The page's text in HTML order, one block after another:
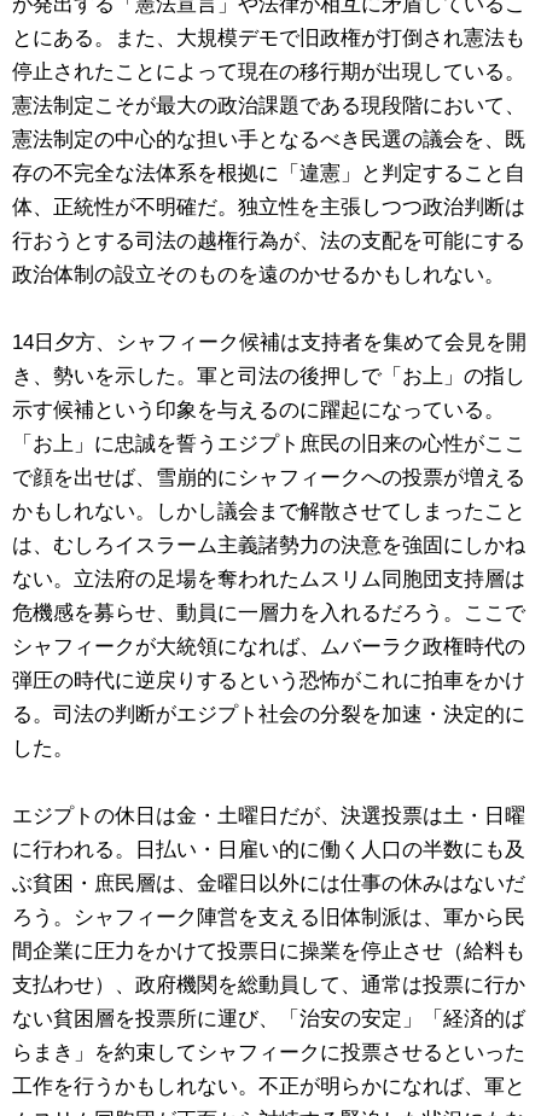
とにある。また、大規模デモで旧政権が打倒され憲法も
停止されたことによって現在の移行期が出現している。
憲法制定こそが最大の政治課題である現段階において、
憲法制定の中心的な担い手となるべき民選の議会を、既
存の不完全な法体系を根拠に「違憲」と判定すること自
体、正統性が不明確だ。独立性を主張しつつ政治判断は
行おうとする司法の越権行為が、法の支配を可能にする
政治体制の設立そのものを遠のかせるかもしれない。
14日夕方、シャフィーク候補は支持者を集めて会見を開
き、勢いを示した。軍と司法の後押しで「お上」の指し
示す候補という印象を与えるのに躍起になっている。
「お上」に忠誠を誓うエジプト庶民の旧来の心性がここ
で顔を出せば、雪崩的にシャフィークへの投票が増える
かもしれない。しかし議会まで解散させてしまったこと
は、むしろイスラーム主義諸勢力の決意を強固にしかね
ない。立法府の足場を奪われたムスリム同胞団支持層は
危機感を募らせ、動員に一層力を入れるだろう。ここで
シャフィークが大統領になれば、ムバーラク政権時代の
弾圧の時代に逆戻りするという恐怖がこれに拍車をかけ
る。司法の判断がエジプト社会の分裂を加速・決定的に
した。
エジプトの休日は金・土曜日だが、決選投票は土・日曜
に行われる。日払い・日雇い的に働く人口の半数にも及
ぶ貧困・庶民層は、金曜日以外には仕事の休みはないだ
ろう。シャフィーク陣営を支える旧体制派は、軍から民
間企業に圧力をかけて投票日に操業を停止させ（給料も
支払わせ）、政府機関を総動員して、通常は投票に行か
ない貧困層を投票所に運び、「治安の安定」「経済的ば
らまき」を約束してシャフィークに投票させるといった
工作を行うかもしれない。不正が明らかになれば、軍と